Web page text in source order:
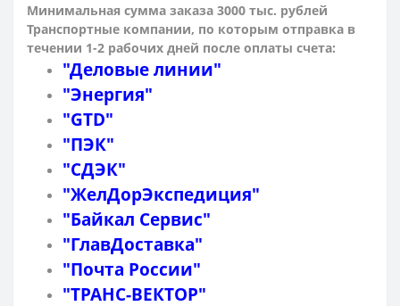
Минимальная сумма заказа 3000 тыс. рублей
Транспортные компании, по которым отправка в
течении 1-2 рабочих дней после оплаты счета:
"Деловые линии"
"Энергия"
"GTD"
"ПЭК"
"СДЭК"
"ЖелДорЭкспедиция"
"Байкал Сервис"
"ГлавДоставка"
"Почта России"
"ТРАНС-ВЕКТОР"